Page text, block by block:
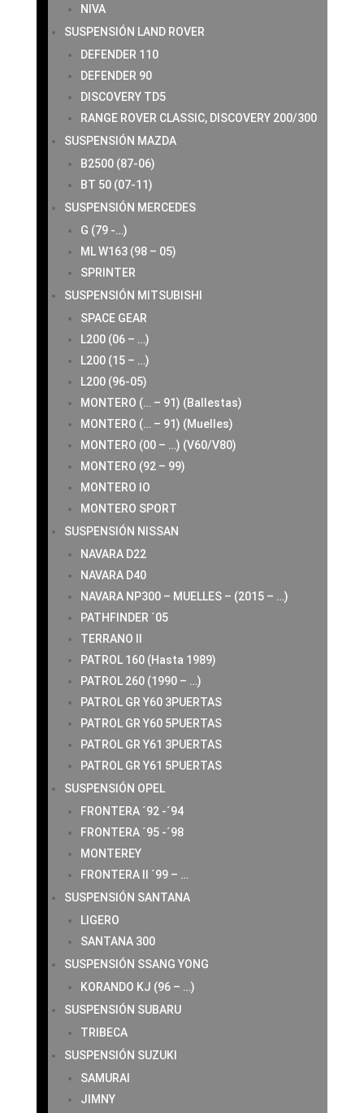
NIVA
SUSPENSIÓN LAND ROVER
DEFENDER 110
DEFENDER 90
DISCOVERY TD5
RANGE ROVER CLASSIC, DISCOVERY 200/300
SUSPENSIÓN MAZDA
B2500 (87-06)
BT 50 (07-11)
SUSPENSIÓN MERCEDES
G (79 -…)
ML W163 (98 – 05)
SPRINTER
SUSPENSIÓN MITSUBISHI
SPACE GEAR
L200 (06 – …)
L200 (15 – …)
L200 (96-05)
MONTERO (… – 91) (Ballestas)
MONTERO (… – 91) (Muelles)
MONTERO (00 – …) (V60/V80)
MONTERO (92 – 99)
MONTERO IO
MONTERO SPORT
SUSPENSIÓN NISSAN
NAVARA D22
NAVARA D40
NAVARA NP300 – MUELLES – (2015 – …)
PATHFINDER ´05
TERRANO II
PATROL 160 (Hasta 1989)
PATROL 260 (1990 – …)
PATROL GR Y60 3PUERTAS
PATROL GR Y60 5PUERTAS
PATROL GR Y61 3PUERTAS
PATROL GR Y61 5PUERTAS
SUSPENSIÓN OPEL
FRONTERA ´92 -´94
FRONTERA ´95 -´98
MONTEREY
FRONTERA II ´99 – …
SUSPENSIÓN SANTANA
LIGERO
SANTANA 300
SUSPENSIÓN SSANG YONG
KORANDO KJ (96 – …)
SUSPENSIÓN SUBARU
TRIBECA
SUSPENSIÓN SUZUKI
SAMURAI
JIMNY